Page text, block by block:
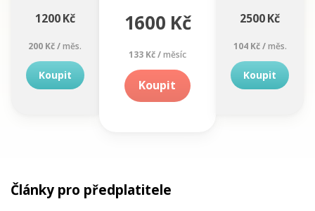
1200 Kč
200 Kč /měs.
Koupit
1600 Kč
133 Kč /měsíc
Koupit
2500 Kč
104 Kč /měs.
Koupit
Články pro předplatitele